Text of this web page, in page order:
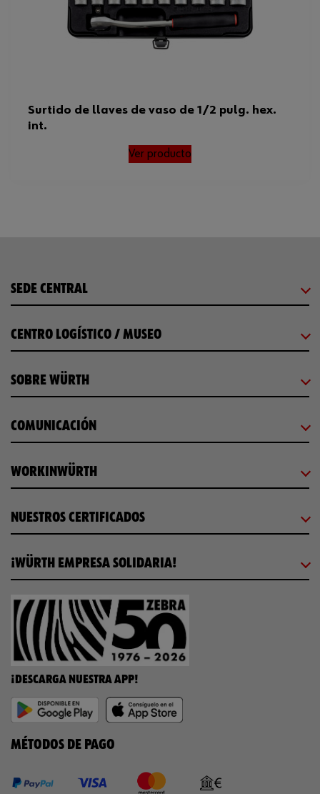
Surtido de llaves de vaso de 1/2 pulg. hex.
int.
Ver producto
SEDE CENTRAL
CENTRO LOGÍSTICO / MUSEO
SOBRE WÜRTH
COMUNICACIÓN
WORKINWÜRTH
NUESTROS CERTIFICADOS
¡WÜRTH EMPRESA SOLIDARIA!
¡DESCARGA NUESTRA APP!
MÉTODOS DE PAGO